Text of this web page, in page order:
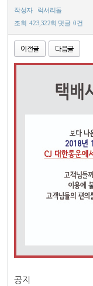
작성자
럭셔리돌
조회
423,322회 댓글 0건
이전글 다음글
공지